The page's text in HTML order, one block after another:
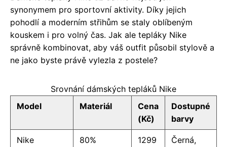
synonymem pro sportovní aktivity. Díky jejich
pohodlí a moderním střihům se staly oblíbeným
kouskem i pro volný čas. Jak ale tepláky Nike
správně kombinovat, aby váš outfit působil stylově a
ne jako byste právě vylezla z postele?
Srovnání dámských tepláků Nike
Model
Materiál
Cena
(Kč)
Dostupné
barvy
Nike
80%
1299
Černá,